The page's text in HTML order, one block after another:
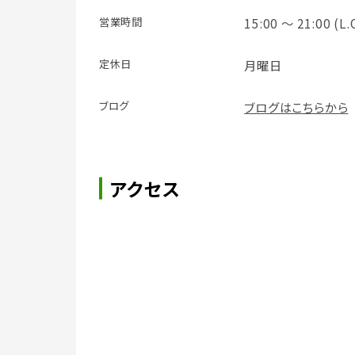
営業時間 15:00 ～ 21:00
定休日 月曜日
ブログ ブログはこちらから
アクセス